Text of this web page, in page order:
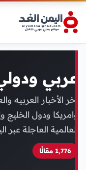
عربي
اخر الأخبار العربيه
وامريكا ودول الخليج
العالمية العاجلة عبر
1٬776 مقالًا